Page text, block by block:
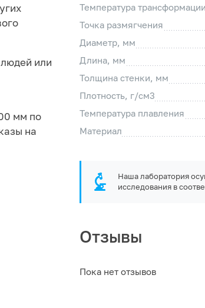
или
мм по
на
Температура трансформации
Точка размягчения
Диаметр, мм
Длина, мм
Толщина стенки, мм
Плотность, г/см3
Температура плавления
Материал
Наша лаборатория
исследования в
Отзывы
Пока нет отзывов